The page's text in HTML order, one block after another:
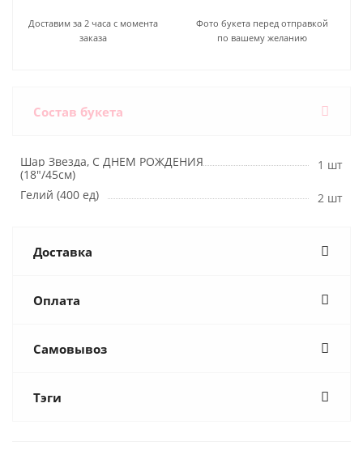
Доставим за 2 часа с момента
заказа
Фото букета перед отправкой
по вашему желанию
Состав букета
Шар Звезда, С ДНЕМ РОЖДЕНИЯ
(18"/45см)
1 шт
Гелий (400 ед)
2 шт
Доставка
Оплата
Самовывоз
Тэги